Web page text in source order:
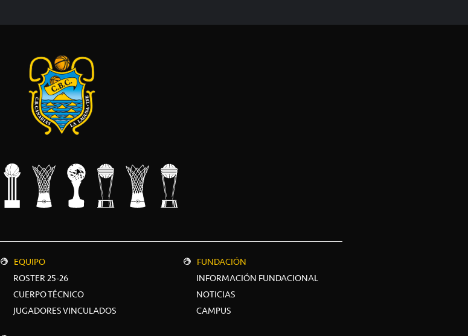
EQUIPO
ROSTER 25-26
CUERPO TÉCNICO
JUGADORES VINCULADOS
FUNDACIÓN
INFORMACIÓN FUNDACIONAL
NOTICIAS
CAMPUS